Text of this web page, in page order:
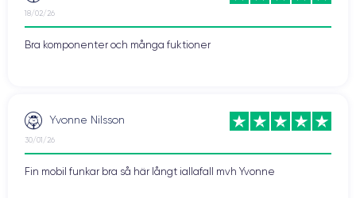
18/02/26
Bra komponenter och många fuktioner
Yvonne Nilsson
30/01/26
Fin mobil funkar bra så här långt iallafall mvh Yvonne